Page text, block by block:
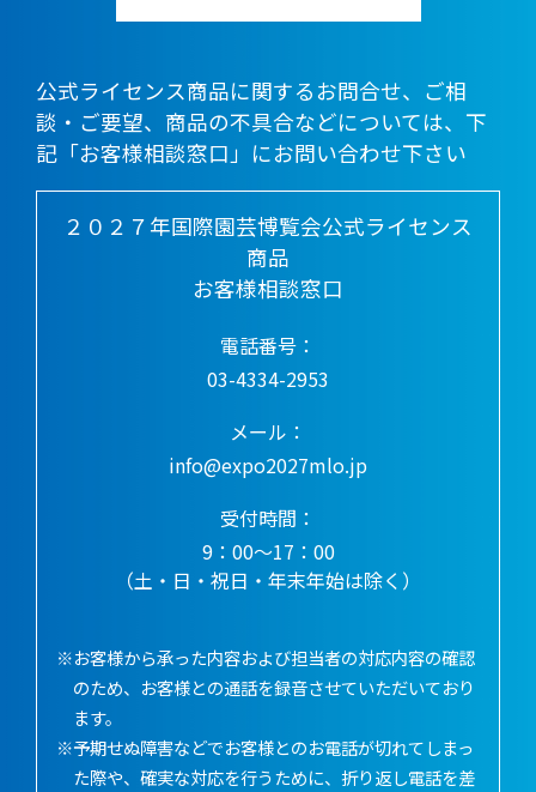
公式ライセンス商品に関するお問合せ、ご相
談・ご要望、商品の不具合などについては、下
記「お客様相談窓口」にお問い合わせ下さい
２０２７年国際園芸博覧会公式ライセンス
商品
お客様相談窓口
電話番号：
03-4334-2953
メール：
info@expo2027mlo.jp
受付時間：
9：00～17：00
（土・日・祝日・年末年始は除く）
※お客様から承った内容および担当者の対応内容の確認
のため、お客様との通話を録音させていただいており
ます。
※予期せぬ障害などでお客様とのお電話が切れてしまっ
た際や、確実な対応を行うために、折り返し電話を差